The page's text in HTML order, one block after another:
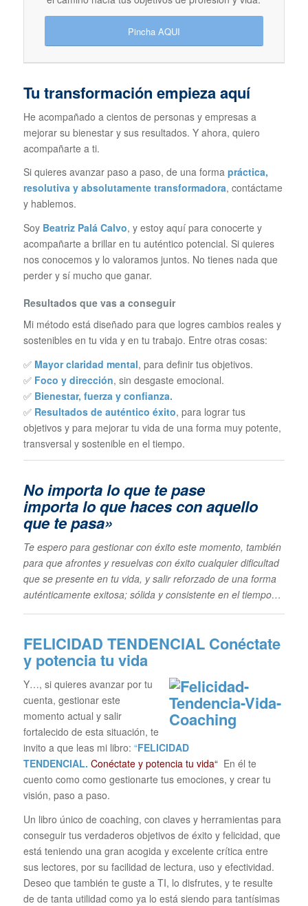
Pincha AQUI
Tu transformación empieza aquí
He acompañado a cientos de personas y empresas a
mejorar su bienestar y sus resultados. Y ahora, quiero
acompañarte a ti.
Si quieres avanzar paso a paso, de una forma práctica,
resolutiva y absolutamente transformadora, contáctame
y hablemos.
Soy Beatriz Palá Calvo, y estoy aquí para conocerte y
acompañarte a brillar en tu auténtico potencial. Si quieres
nos conocemos y lo valoramos juntos. No tienes nada que
perder y sí mucho que ganar.
Resultados que vas a conseguir
Mi método está diseñado para que logres cambios reales y
sostenibles en tu vida y en tu trabajo. Entre otras cosas:
✅ Mayor claridad mental, para definir tus objetivos.
✅ Foco y dirección, sin desgaste emocional.
✅ Bienestar, fuerza y confianza.
✅ Resultados de auténtico éxito, para lograr tus
objetivos y para mejorar tu vida de una forma muy potente,
transversal y sostenible en el tiempo.
No importa lo que te pase
importa lo que haces con aquello
que te pasa»
Te espero para gestionar con éxito este momento, también
para que afrontes y resuelvas con éxito cualquier dificultad
que se presente en tu vida, y salir reforzado de una forma
auténticamente exitosa; sólida y consistente en el tiempo…
FELICIDAD TENDENCIAL Conéctate
y potencia tu vida
Y…, si quieres avanzar por tu
cuenta, gestionar este
momento actual y salir
fortalecido de esta situación, te
invito a que leas mi libro: “FELICIDAD
TENDENCIAL. Conéctate y potencia tu vida“ En él te
cuento como como gestionarte tus emociones, y crear tu
visión, paso a paso.
Un libro único de coaching, con claves y herramientas para
conseguir tus verdaderos objetivos de éxito y felicidad, que
está teniendo una gran acogida y excelente crítica entre
sus lectores, por su facilidad de lectura, uso y efectividad.
Deseo que también te guste a TI, lo disfrutes, y te resulte
de de tanta utilidad como ya lo está siendo para tantísimas